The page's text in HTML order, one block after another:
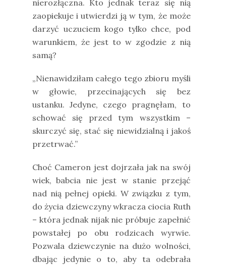
nierozłączna. Kto jednak teraz się nią
zaopiekuje i utwierdzi ją w tym, że może
darzyć uczuciem kogo tylko chce, pod
warunkiem, że jest to w zgodzie z nią
samą?
„Nienawidziłam całego tego zbioru myśli
w głowie, przecinających się bez
ustanku. Jedyne, czego pragnęłam, to
schować się przed tym wszystkim –
skurczyć się, stać się niewidzialną i jakoś
przetrwać.”
Choć Cameron jest dojrzała jak na swój
wiek, babcia nie jest w stanie przejąć
nad nią pełnej opieki. W związku z tym,
do życia dziewczyny wkracza ciocia Ruth
– która jednak nijak nie próbuje zapełnić
powstałej po obu rodzicach wyrwie.
Pozwala dziewczynie na dużo wolności,
dbając jedynie o to, aby ta odebrała